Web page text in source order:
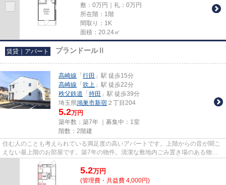
敷：0万円｜礼：0万円
所在階：1階
間取り：1K
面積：20.24㎡
賃貸｜アパート プランドールⅡ
高崎線 「 行田 」駅 徒歩15分
高崎線 「 吹上 」駅 徒歩22分
秩父鉄道 「 持田 」駅 徒歩39分
埼玉県鴻巣市新宿 ２丁目204
5.2万円
築年数：築7年 ｜募集中： 1室
階数：2階建
住む人のことも考えられている満足度の高いアパートです。上階からの音が聞こ
えない最上階のお部屋です。築7年の物件。清潔な敷地内ごみ置き場のある物
件。鴻巣市へお引越を検討しませ...
5.2万円
(管理費・共益費 4,000円)